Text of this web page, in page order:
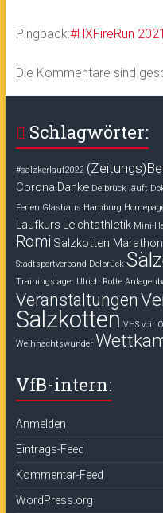
Pingback:#HXFireRun
Die Kommentare sind
Schlagwörter:
#salzkerlauf2022
Corona Danke Delbrück läuft
Ferien Glashaus Hamburg
Laufkurs Leichtathletik Mini-
Romi Salzkotten Marathon
Stadtsportverband Delbrück
Trainingslager Ulrich Rotte
Veranstaltungen
Salzkotten VHS voir
Weihnachtswunder
VfB-intern:
Anmelden
Eintrags-Feed
Kommentar-Feed
WordPress.org